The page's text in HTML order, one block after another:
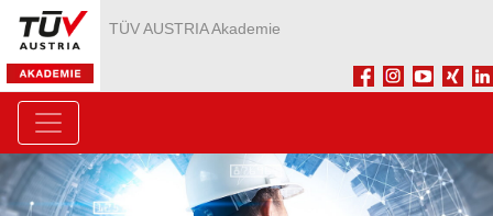
TÜV AUSTRIA Akademie
Facebook
Instagram
Youtube
Xing